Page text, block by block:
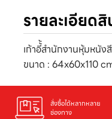
รายละเอียด
เก้าอี้้สำนักงานหุ้มหนัง
ขนาด : 64x60x110
สั่งซื้อได้หลากหลาย
ช่องทาง